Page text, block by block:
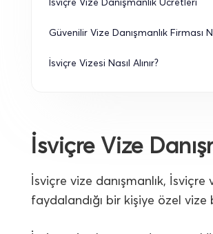
Güvenilir Vize Danışmanlık Firması
İsviçre Vizesi Nasıl Alınır?
İsviçre Vize
İsviçre vize danışmanlık,
faydalandığı bir kişiye özel